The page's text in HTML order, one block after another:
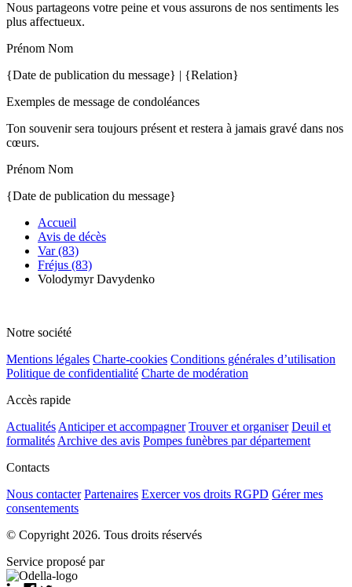
Nous partageons votre peine et vous assurons de nos sentiments les
plus affectueux.
Prénom Nom
{Date de publication du message} | {Relation}
Exemples de message de condoléances
Ton souvenir sera toujours présent et restera à jamais gravé dans nos
cœurs.
Prénom Nom
{Date de publication du message}
Accueil
Avis de décès
Var (83)
Fréjus (83)
Volodymyr Davydenko
Notre société
Mentions légales Charte-cookies Conditions générales d’utilisation
Politique de confidentialité Charte de modération
Accès rapide
Actualités Anticiper et accompagner Trouver et organiser Deuil et
formalités Archive des avis Pompes funèbres par département
Contacts
Nous contacter Partenaires Exercer vos droits RGPD Gérer mes
consentements
© Copyright 2026. Tous droits réservés
Service proposé par